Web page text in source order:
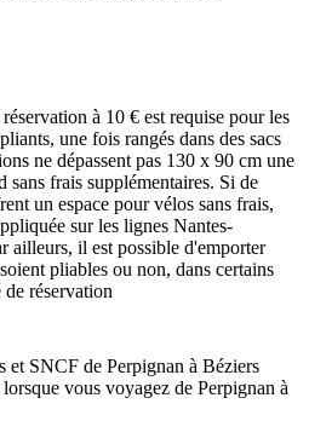
à 10 € est requise pour les
une fois rangés dans des sacs
ne dépassent pas 130 x 90 cm une
sans frais supplémentaires. Si de
un espace pour vélos sans frais,
sur les lignes Nantes-
ailleurs, il est possible d'emporter
pliables ou non, dans certains
de réservation
SNCF de Perpignan à Béziers
vous voyagez de Perpignan à